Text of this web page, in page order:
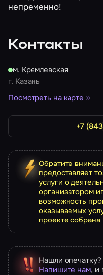
непременно!
Контакты
м. Кремлевская
г. Казань
Посмотреть на карте
+7
Обратите
предоставляет
услуги о
организатором
возможность
оказываемых
проекте собрана
Нашли опечатку?
Напишите нам, и